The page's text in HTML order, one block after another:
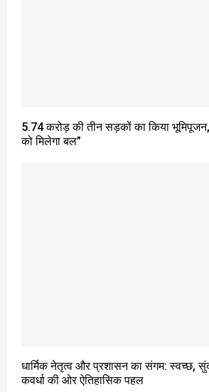
5.74 करोड़ की तीन सड़कों का किया
को मिलेगा बल”
धार्मिक नेतृत्व और प्रशासन का संगम: स्वच्छ,
कवर्धा की ओर ऐतिहासिक पहल